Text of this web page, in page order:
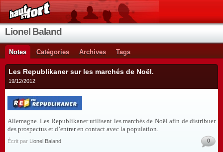
Lionel Baland
Notes Catégories Archives Tags
Les Republikaner sur les marchés de Noël.
19/12/2012
Allemagne. Les Republikaner utilisent les marchés de Noël afin de distribuer
des prospectus et d’entrer en contact avec la population.
Écrit par Lionel Baland 0